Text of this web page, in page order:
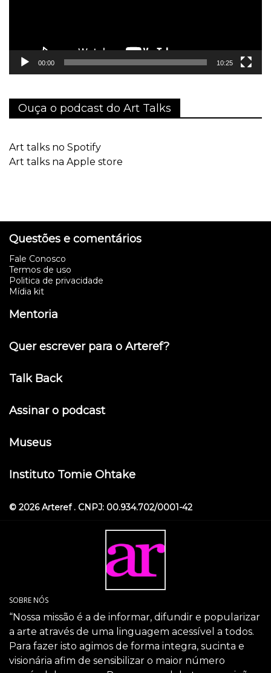
00:00 10:25
Ouça o podcast do Art Talks
Art talks no Spotify
Art talks na Apple store
Questões e comentários
Fale Conosco
Termos de uso
Politica de privacidade
Mídia kit
Mentoria
Quer escrever para o Arteref?
Talk Back
Assinar o podcast
Museus
Instituto Tomie Ohtake
© 2026 Arteref . CNPJ: 00.934.702/0001-42
SOBRE NÓS
“Nossa missão é a de informar, difundir e popularizar
a arte através de uma linguagem acessível a todos.
Para fazer isto agimos de forma integra, sucinta e
visionária afim de sensibilizar o maior número